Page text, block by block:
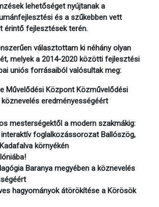
lehetőséget nyújtanak a
és a szűkebben vett
érintő fejlesztések terén.
választottam ki néhány olyan
melyek a 2014-2020 közötti fejlesztési
uniós forrásaiból valósultak meg:
Művelődési Központ Közművelődési
eredményességéért
mesterségektől a modern szakmákig:
foglalkozássorozat Ballószög,
környékén
Baranya megyében a köznevelés
hagyományok átörökítése a Körösök